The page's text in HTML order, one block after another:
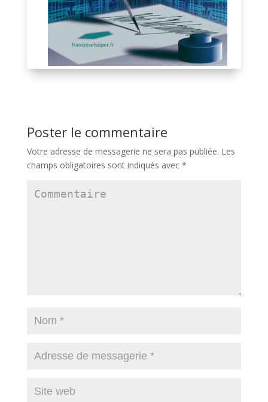
Poster le commentaire
Votre adresse de messagerie ne sera pas publiée. Les
champs obligatoires sont indiqués avec *